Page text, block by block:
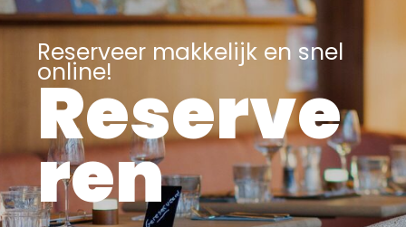
Reserve
ren
Reserveer makkelijk en snel
online!